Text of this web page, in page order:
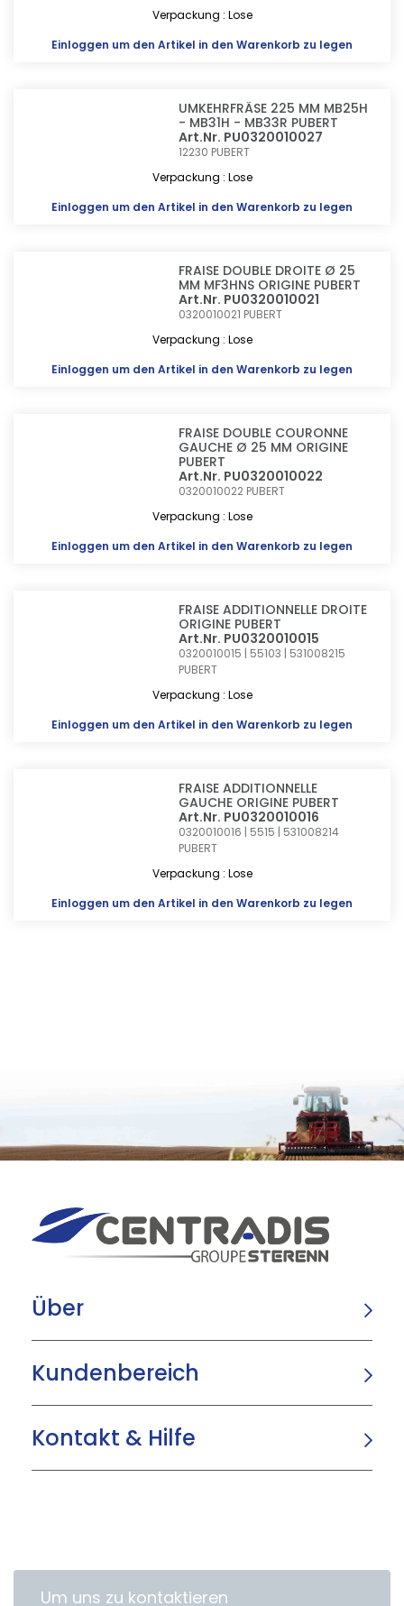
Verpackung : Lose
Einloggen um den Artikel in den Warenkorb zu legen
UMKEHRFRÄSE 225 MM MB25H
- MB31H - MB33R PUBERT
Art.Nr. PU0320010027
12230 PUBERT
Verpackung : Lose
Einloggen um den Artikel in den Warenkorb zu legen
FRAISE DOUBLE DROITE Ø 25
MM MF3HNS ORIGINE PUBERT
Art.Nr. PU0320010021
0320010021 PUBERT
Verpackung : Lose
Einloggen um den Artikel in den Warenkorb zu legen
FRAISE DOUBLE COURONNE
GAUCHE Ø 25 MM ORIGINE
PUBERT
Art.Nr. PU0320010022
0320010022 PUBERT
Verpackung : Lose
Einloggen um den Artikel in den Warenkorb zu legen
FRAISE ADDITIONNELLE DROITE
ORIGINE PUBERT
Art.Nr. PU0320010015
0320010015 | 55103 | 531008215
PUBERT
Verpackung : Lose
Einloggen um den Artikel in den Warenkorb zu legen
FRAISE ADDITIONNELLE
GAUCHE ORIGINE PUBERT
Art.Nr. PU0320010016
0320010016 | 5515 | 531008214
PUBERT
Verpackung : Lose
Einloggen um den Artikel in den Warenkorb zu legen
Über
Kundenbereich
Kontakt & Hilfe
Um uns zu kontaktieren